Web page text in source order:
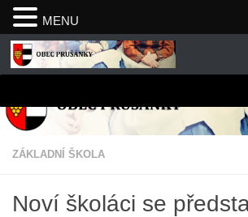
Skip to content
ZÁKLADNÍ ŠKOLA
Noví školáci se
MENU